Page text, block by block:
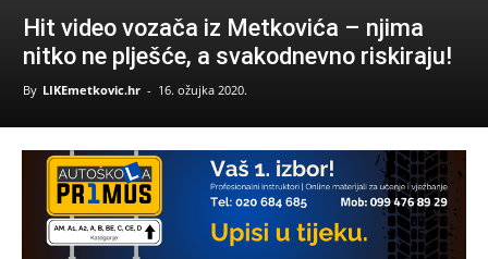
Hit video vozača iz Metkovića – njima
nitko ne plješće, a svakodnevno riskiraju!
By LIKEmetkovic.hr - 16. ožujka 2020.